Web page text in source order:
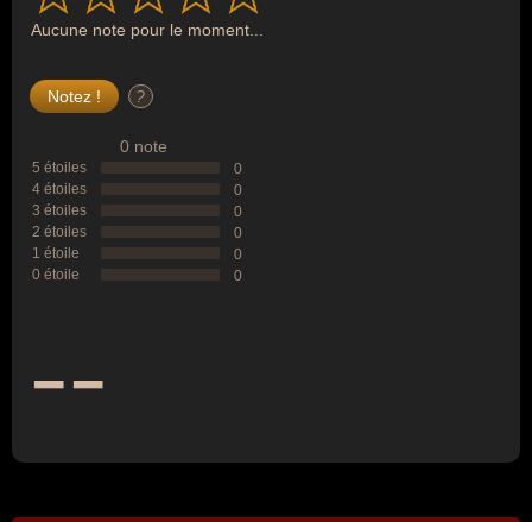
Aucune note pour le moment...
?
0 note
5 étoiles
0
4 étoiles
0
3 étoiles
0
2 étoiles
0
1 étoile
0
0 étoile
0
--